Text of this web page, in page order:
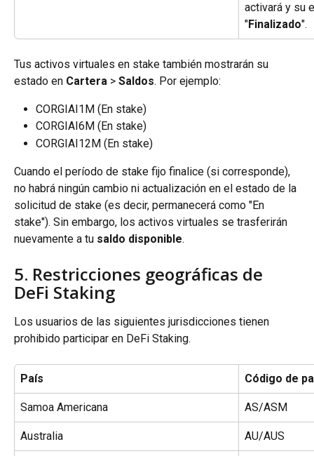
activará y su
"Finalizado".
Tus activos virtuales en stake también mostrarán su
estado en Cartera > Saldos. Por ejemplo:
CORGIAI1M (En stake)
CORGIAI6M (En stake)
CORGIAI12M (En stake)
Cuando el período de stake fijo finalice (si corresponde),
no habrá ningún cambio ni actualización en el estado de la
solicitud de stake (es decir, permanecerá como "En
stake"). Sin embargo, los activos virtuales se trasferirán
nuevamente a tu saldo disponible.
5. Restricciones geográficas de
DeFi Staking
Los usuarios de las siguientes jurisdicciones tienen
prohibido participar en DeFi Staking.
País Código de
Samoa Americana AS/ASM
Australia AU/AUS